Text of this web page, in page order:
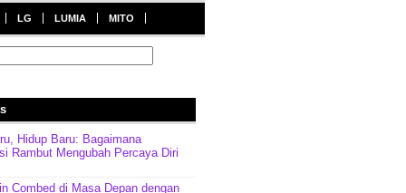
LG LUMIA MITO
Hidup Baru: Bagaimana
Rambut Mengubah Percaya Diri
Combed di Masa Depan dengan